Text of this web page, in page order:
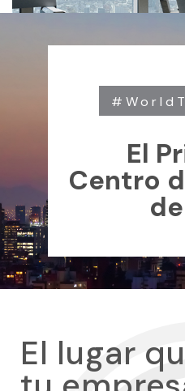
El
Centro
El lugar